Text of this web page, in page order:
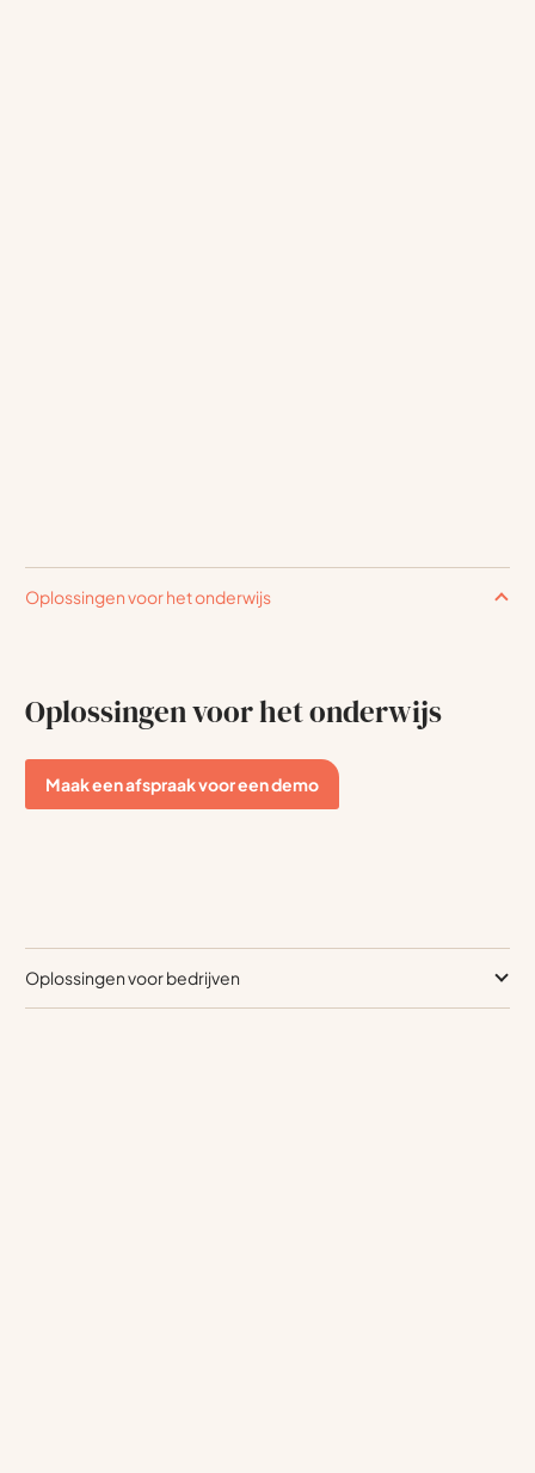
Oplossingen voor het onderwijs
Oplossingen voor het onderwijs
Maak een afspraak voor een demo
Oplossingen voor bedrijven